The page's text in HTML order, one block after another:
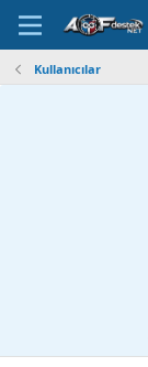
Kullanıcılar